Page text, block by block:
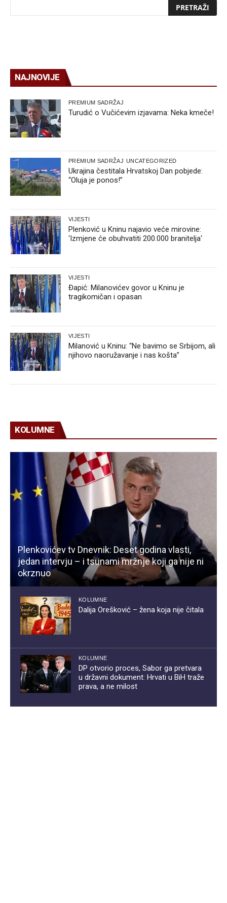
NAJNOVIJE
PREMIUM SADRŽAJ
Turudić o Vučićevim izjavama: Neka kmeče!
PREMIUM SADRŽAJ UNCATEGORIZED
Ukrajina čestitala Hrvatskoj Dan pobjede:
“Oluja je ponos!”
VIJESTI
Plenković u Kninu najavio veće mirovine:
‘Izmjene će obuhvatiti 200.000 branitelja‘
VIJESTI
Đapić: Milanovićev govor u Kninu je
tragikomičan i opasan
VIJESTI
Milanović u Kninu: “Ne bavimo se Srbijom, ali
njihovo naoružavanje i nas košta”
KOLUMNE
Plenkovićev tv Dnevnik: Deset godina vlasti,
jedan intervju – i tsunami mržnje koji ga nije ni
okrznuo
KOLUMNE
Dalija Orešković – žena koja nije čitala
KOLUMNE
DP otvorio proces, Sabor ga pretvara
u državni dokument: Hrvati u BiH traže
prava, a ne milost